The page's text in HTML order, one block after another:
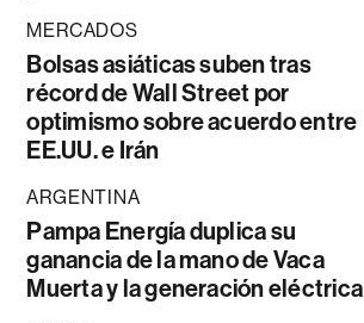
MERCADOS
Bolsas asiáticas suben tras
récord de Wall Street por
optimismo sobre acuerdo entre
EE.UU. e Irán
ARGENTINA
Pampa Energía duplica su
ganancia de la mano de Vaca
Muerta y la generación eléctrica